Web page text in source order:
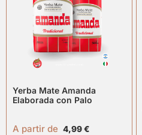
Yerba Mate Amanda
Elaborada con Palo
A partir de 4,99€